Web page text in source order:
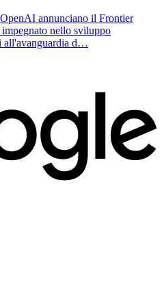
annunciano il Frontier
nello sviluppo
all'avanguardia d…